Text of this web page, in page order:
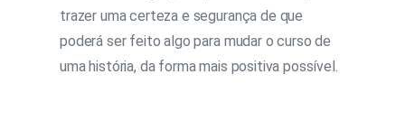
trazer uma certeza e segurança de que
poderá ser feito algo para mudar o curso de
uma história, da forma mais positiva possível.